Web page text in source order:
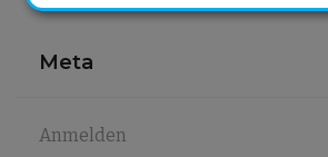
Meta
Anmelden